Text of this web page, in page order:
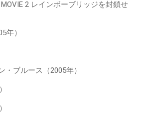
2 レインボーブリッジを封鎖せ
年）
・ブルース（2005年）